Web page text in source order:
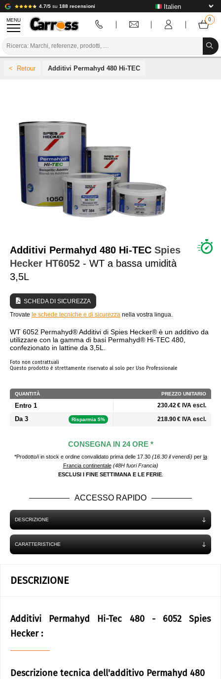
4.7/5 su 188 recensioni
MENU
MATERIALI DI CONSUMO PER LA CARROZZERIA
STRUMENTI PER LA CARROZZERIA
ATTREZZATURE PER CARROZZERIA
INSTALLAZIONE IN LABORATORIO
TUTORIAL E CONSIGLI
Additivi Permahyd 480 Hi-TEC
Additivi Permahyd 480 Hi-TEC Spies
Hecker HT6052 - WT a bassa umidità
3,5L
SCHEDA DI SICUREZZA
Trovate le schede tecniche e di sicurezza nella vostra lingua.
WT 6052 Permahyd® Additivi di Spies Hecker® è un additivo da
utilizzare con la gamma di basi Permahyd® Hi-TEC 480,
confezionato in lattine da 3,5L.
Foto non contrattuali
Questo prodotto è strettamente riservato al solo per Uso Professionale
QUANTITÀ PREZZO UNITARIO
Entro 1 230.42 € IVA escl.
Da 3 Risparmia 5% 218.90 € IVA escl.
CONSEGNA IN 24 ORE *
*Prodotto/i in stock e ordine convalidato prima delle 17.30 (16.30 il venerdì) per la
Francia continentale (48H fuori Francia)
ESCLUSI I FINE SETTIMANA E LE FERIE.
ACCESSO RAPIDO
DESCRIZIONE
CARATTERISTICHE
DESCRIZIONE
Additivi Permahyd Hi-Tec 480 - 6052 Spies
Hecker :
Descrizione tecnica dell'additivo Permahyd 480